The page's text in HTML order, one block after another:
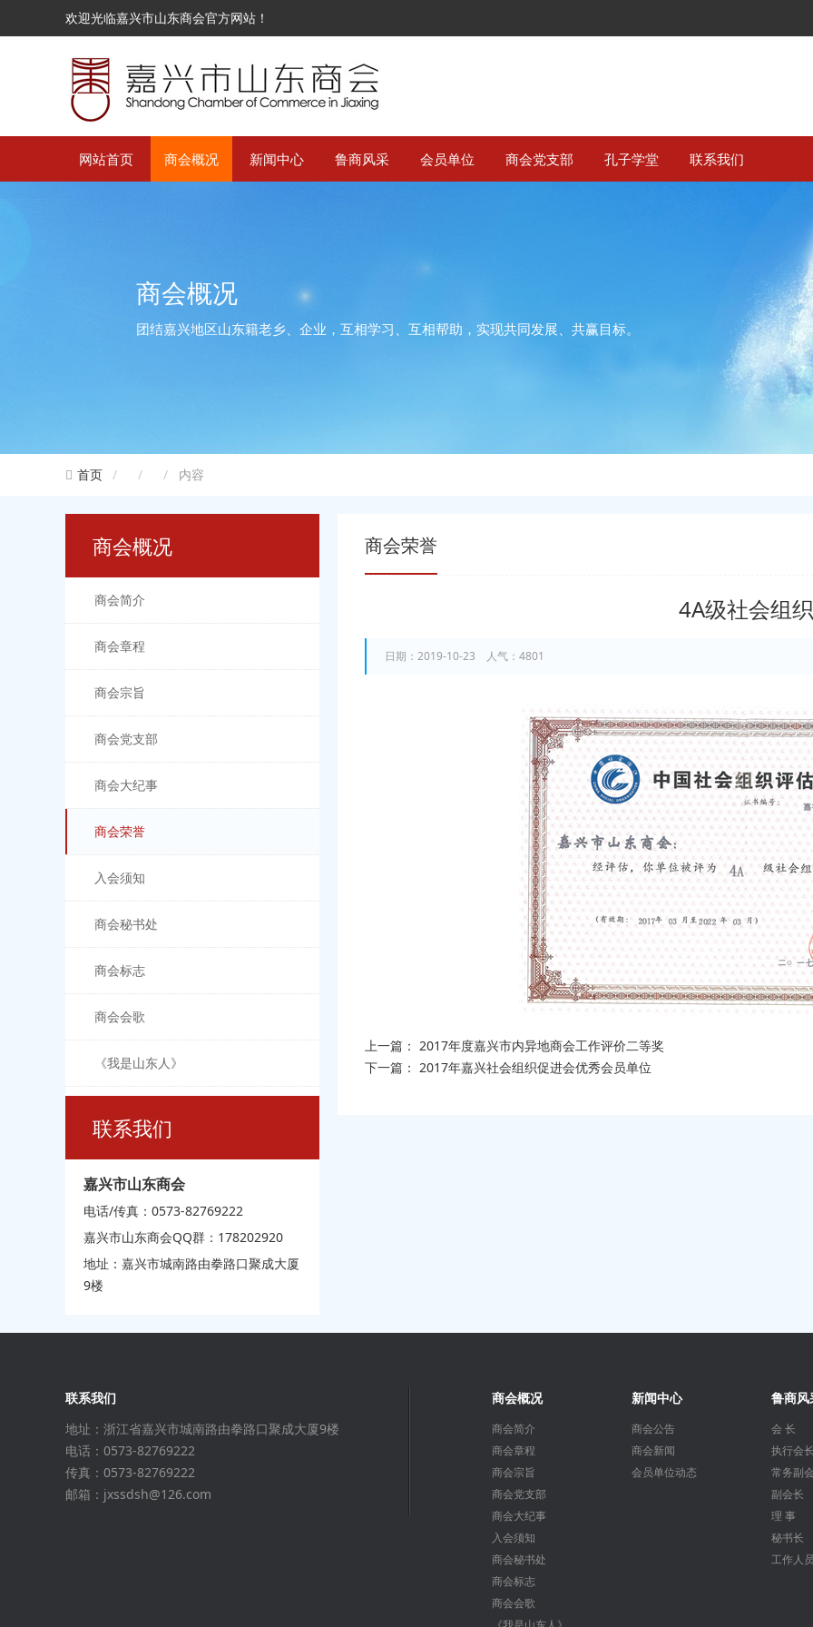
欢迎光临嘉兴市山东商会官方网站！
网站首页 商会概况 新闻中心 鲁商风采 会员单位 商会党支部 孔子学堂 联系我们
商会概况
团结嘉兴地区山东籍老乡、企业，互相学习、互相帮助，实现共同发展、共赢目标。
首页 内容
商会概况
商会简介
商会章程
商会宗旨
商会党支部
商会大纪事
商会荣誉
入会须知
商会秘书处
商会标志
商会会歌
《我是山东人》
联系我们
嘉兴市山东商会
电话/传真：0573-82769222
嘉兴市山东商会QQ群：178202920
地址：嘉兴市城南路由拳路口聚成大厦
9楼
商会荣誉
4A级社会组织
日期：2019-10-23 人气：4801
上一篇： 2017年度嘉兴市内异地商会工作评价二等奖
下一篇： 2017年嘉兴社会组织促进会优秀会员单位
联系我们
地址：浙江省嘉兴市城南路由拳路口聚成大厦9楼
电话：0573-82769222
传真：0573-82769222
邮箱：jxssdsh@126.com
商会概况
商会简介
商会章程
商会宗旨
商会党支部
商会大纪事
入会须知
商会秘书处
商会标志
商会会歌
新闻中心
商会公告
商会新闻
会员单位动态
鲁商风
会 长
执行会
常务副
副会长
理 事
秘书长
工作人